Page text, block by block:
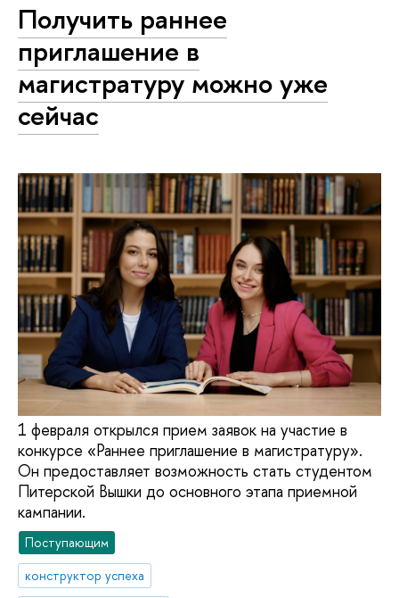
Получить раннее
приглашение в
магистратуру можно уже
сейчас
1 февраля открылся прием заявок на участие в
конкурсе «Раннее приглашение в магистратуру».
Он предоставляет возможность стать студентом
Питерской Вышки до основного этапа приемной
кампании.
Поступающим
конструктор успеха